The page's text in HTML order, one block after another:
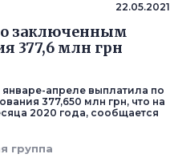
22.05.2021
заключенным
377,6 млн грн
январе-апреле выплатила по
377,650 млн грн, что на
2020 года, сообщается
группа